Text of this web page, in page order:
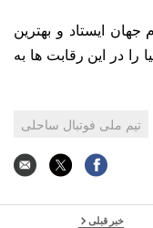
ایستاد و بهترین
را در این رقابت ها به
تیم ملی فوتبال ساحلی
خبر قبلی